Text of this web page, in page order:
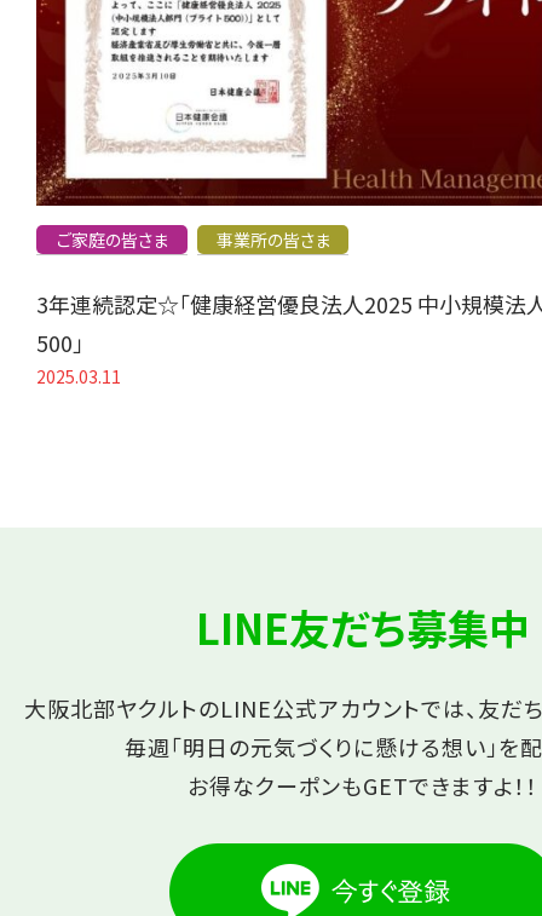
ご家庭の皆さま 事業所の皆さま
3年連続認定☆「健康経営優良法人2025 中小規模法
500」
2025.03.11
LINE友だち募集中
大阪北部ヤクルトのLINE公式アカウントでは、友だ
毎週「明日の元気づくりに懸ける想い」を
お得なクーポンもGETできますよ！！